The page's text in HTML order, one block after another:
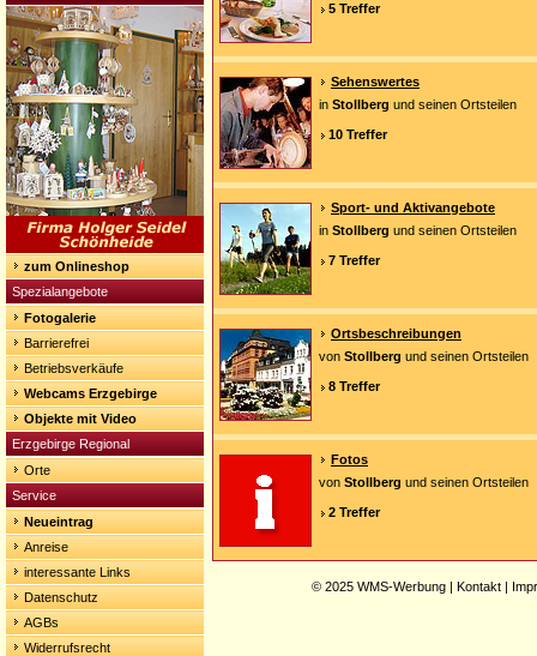
zum Onlineshop
Spezialangebote
Fotogalerie
Barrierefrei
Betriebsverkäufe
Webcams Erzgebirge
Objekte mit Video
Erzgebirge Regional
Orte
Service
Neueintrag
Anreise
interessante Links
Datenschutz
AGBs
Widerrufsrecht
5 Treffer
Sehenswertes
in Stollberg und seinen Ortsteilen
10 Treffer
Sport- und Aktivangebote
in Stollberg und seinen Ortsteilen
7 Treffer
Ortsbeschreibungen
von Stollberg und seinen Ortsteilen
8 Treffer
Fotos
von Stollberg und seinen Ortsteilen
2 Treffer
© 2025 WMS-Werbung | Kontakt |